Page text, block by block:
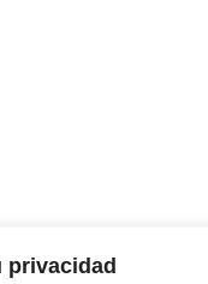
privacidad
12, 46717 - La